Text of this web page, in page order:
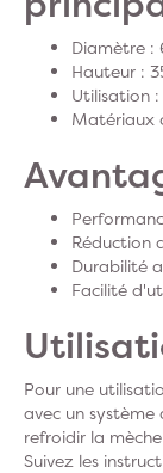
Diamètre :
Hauteur :
Utilisation
Matériaux
Réduction
Durabilité
Facilité
Pour une
avec un
refroidir la
Suivez les